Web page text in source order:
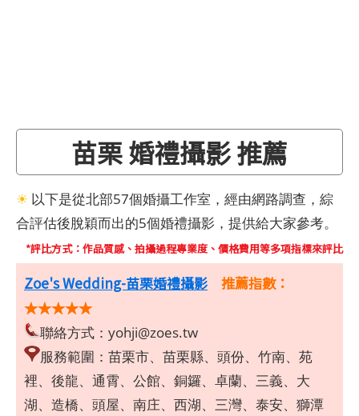
苗栗 婚禮攝影 推薦
☀ 以下是從北部57個婚攝工作室，經由網路調查，綜
合評估後脫穎而出的5個婚禮攝影，提供給大家參考。
*評比方式：作品質感、拍攝過程專業度、價格費用等多項指標來評比
Zoe's Wedding-苗栗婚禮攝影
推薦指數：
★★★★★
聯絡方式： yohji@zoes.tw
服務範圍：苗栗市、苗栗縣、頭份、竹南、苑
裡、後龍、通霄、公館、銅鑼、卓蘭、三義、大
湖、造橋、頭屋、南庄、西湖、三灣、泰安、獅潭